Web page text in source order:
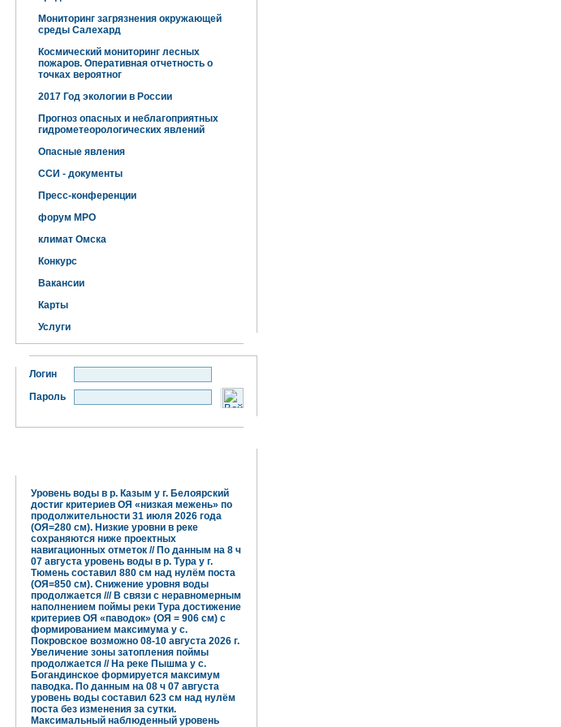
Мониторинг загрязнения окружающей
среды Салехард
Космический мониторинг лесных
пожаров. Оперативная отчетность о
точках вероятног
2017 Год экологии в России
Прогноз опасных и неблагоприятных
гидрометеорологических явлений
Опасные явления
ССИ - документы
Пресс-конференции
форум МРО
климат Омска
Конкурс
Вакансии
Карты
Услуги
Логин
Пароль
Уровень воды в р. Казым у г. Белоярский
достиг критериев ОЯ «низкая межень» по
продолжительности 31 июля 2026 года
(ОЯ=280 см). Низкие уровни в реке
сохраняются ниже проектных
навигационных отметок // По данным на 8 ч
07 августа уровень воды в р. Тура у г.
Тюмень составил 880 см над нулём поста
(ОЯ=850 см). Снижение уровня воды
продолжается /// В связи с неравномерным
наполнением поймы реки Тура достижение
критериев ОЯ «паводок» (ОЯ = 906 см) с
формированием максимума у с.
Покровское возможно 08-10 августа 2026 г.
Увеличение зоны затопления поймы
продолжается // На реке Пышма у с.
Богандинское формируется максимум
паводка. По данным на 08 ч 07 августа
уровень воды составил 623 см над нулём
поста без изменения за сутки.
Максимальный наблюденный уровень